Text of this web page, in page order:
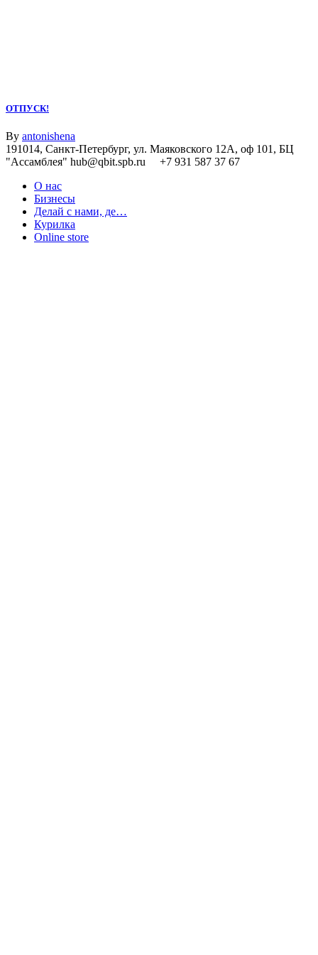
ОТПУСК!
By antonishena
191014, Санкт-Петербург, ул. Маяковского 12А, оф 101, БЦ
"Ассамблея" hub@qbit.spb.ru +7 931 587 37 67
О нас
Бизнесы
Делай с нами, де…
Курилка
Online store